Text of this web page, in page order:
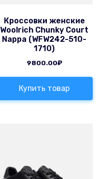
Кроссовки женские
Woolrich Chunky Court
Nappa (WFW242-510-
1710)
9800.00₽
Купить товар